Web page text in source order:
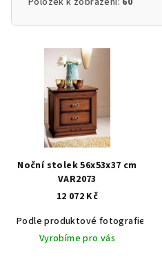
Noční stolek 56x53x37 cm
VAR2073
12 072 Kč
Podle produktové fotografie
Vyrobíme pro vás